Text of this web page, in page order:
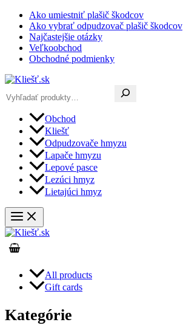
Preskočiť
obsah
Ako umiestniť plašič škodcov
Ako vybrať odpudzovač plašič škodcov
Najčastejšie otázky
Veľkoobchod
Obchodné podmienky
Obchod
Kliešť
Odpudzovače hmyzu
Lapače hmyzu
Lepové pasce
Lezúci hmyz
Lietajúci hmyz
All products
Gift cards
Kategórie